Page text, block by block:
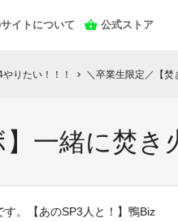
イトについて 公式ストア
りたい！！！ chevron_right ＼卒業生限定／【
一緒に焚き
。【あのSP3人と！】鴨Biz